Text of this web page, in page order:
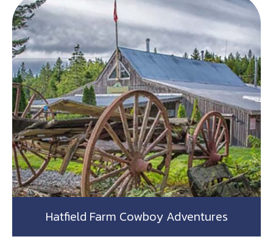
Hatfield Farm Cowboy Adventures